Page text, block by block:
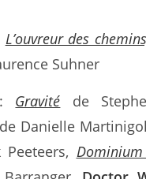
L’ouvreur des
Suhner
Gravité de
de Danielle
Peeteers,